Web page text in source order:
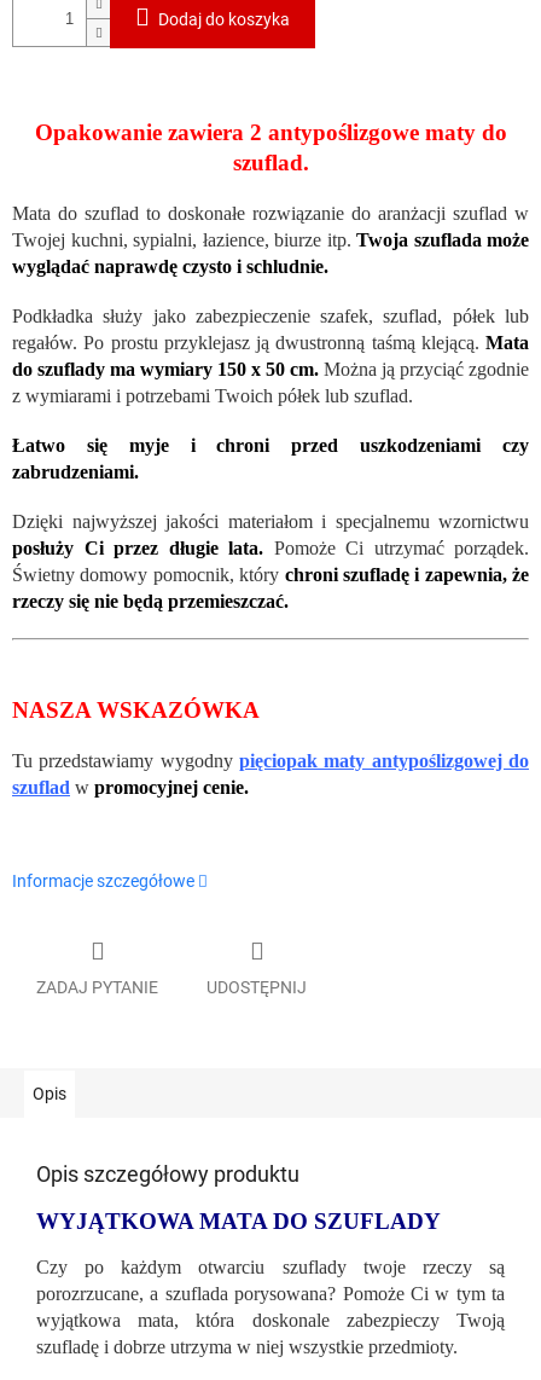
Dodaj do koszyka
Opakowanie zawiera 2 antypoślizgowe maty do
szuflad.
Mata do szuflad to doskonałe rozwiązanie do aranżacji szuflad w
Twojej kuchni, sypialni, łazience, biurze itp. Twoja szuflada może
wyglądać naprawdę czysto i schludnie.
Podkładka służy jako zabezpieczenie szafek, szuflad, półek lub
regałów. Po prostu przyklejasz ją dwustronną taśmą klejącą. Mata
do szuflady ma wymiary 150 x 50 cm. Można ją przyciąć zgodnie
z wymiarami i potrzebami Twoich półek lub szuflad.
Łatwo się myje i chroni przed uszkodzeniami czy
zabrudzeniami.
Dzięki najwyższej jakości materiałom i specjalnemu wzornictwu
posłuży Ci przez długie lata. Pomoże Ci utrzymać porządek.
Świetny domowy pomocnik, który chroni szufladę i zapewnia, że
​​rzeczy się nie będą przemieszczać.
NASZA WSKAZÓWKA
Tu przedstawiamy wygodny pięciopak maty antypoślizgowej do
szuflad w promocyjnej cenie.
Informacje szczegółowe
ZADAJ PYTANIE UDOSTĘPNIJ
Opis
Opis szczegółowy produktu
WYJĄTKOWA MATA DO SZUFLADY
Czy po każdym otwarciu szuflady twoje rzeczy są
porozrzucane, a szuflada porysowana? Pomoże Ci w tym ta
wyjątkowa mata, która doskonale zabezpieczy Twoją
szufladę i dobrze utrzyma w niej wszystkie przedmioty.